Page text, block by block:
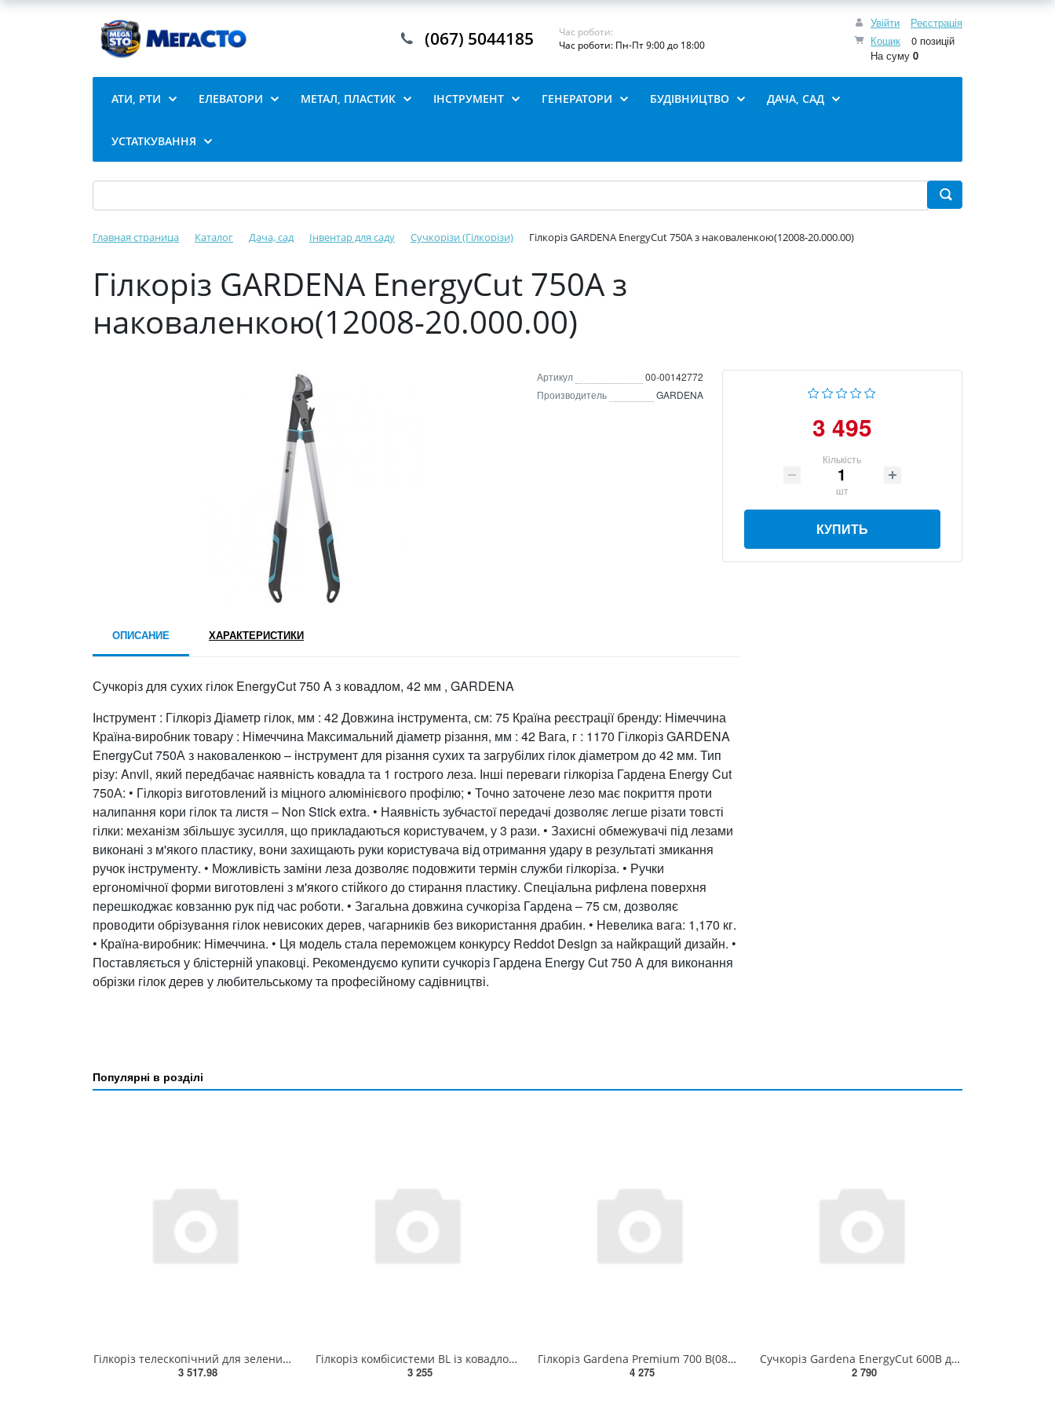
Увійти
Реєстрація
Кошик
0 позицій
На суму 0
(067) 5044185
Час роботи:
Час роботи: Пн-Пт 9:00 до 18:00
АТИ, РТИ ЕЛЕВАТОРИ МЕТАЛ, ПЛАСТИК ІНСТРУМЕНТ ГЕНЕРАТОРИ БУДІВНИЦТВО ДАЧА, САД
УСТАТКУВАННЯ
Главная страница Каталог Дача, сад Інвентар для саду Сучкорізи (Гілкорізи) Гілкоріз GARDENA EnergyCut 750А з наковаленкою(12008-20.000.00)
Гілкоріз GARDENA EnergyCut 750А з
наковаленкою(12008-20.000.00)
Артикул
00-00142772
Производитель
GARDENA
3 495
Кількість
шт
КУПИТЬ
ОПИСАНИЕ ХАРАКТЕРИСТИКИ
Сучкоріз для сухих гілок EnergyCut 750 A з ковадлом, 42 мм , GARDENA
Інструмент : Гілкоріз Діаметр гілок, мм : 42 Довжина інструмента, см: 75 Країна реєстрації бренду: Німеччина
Країна-виробник товару : Німеччина Максимальний діаметр різання, мм : 42 Вага, г : 1170 Гілкоріз GARDENA
EnergyCut 750А з наковаленкою – інструмент для різання сухих та загрубілих гілок діаметром до 42 мм. Тип
різу: Anvil, який передбачає наявність ковадла та 1 гострого леза. Інші переваги гілкоріза Гардена Energy Cut
750А: • Гілкоріз виготовлений із міцного алюмінієвого профілю; • Точно заточене лезо має покриття проти
налипання кори гілок та листя – Non Stick extra. • Наявність зубчастої передачі дозволяє легше різати товсті
гілки: механізм збільшує зусилля, що прикладаються користувачем, у 3 рази. • Захисні обмежувачі під лезами
виконані з м'якого пластику, вони захищають руки користувача від отримання удару в результаті змикання
ручок інструменту. • Можливість заміни леза дозволяє подовжити термін служби гілкоріза. • Ручки
ергономічної форми виготовлені з м'якого стійкого до стирання пластику. Спеціальна рифлена поверхня
перешкоджає ковзанню рук під час роботи. • Загальна довжина сучкоріза Гардена – 75 см, дозволяє
проводити обрізування гілок невисоких дерев, чагарників без використання драбин. • Невелика вага: 1,170 кг.
• Країна-виробник: Німеччина. • Ця модель стала переможцем конкурсу Reddot Design за найкращий дизайн. •
Поставляється у блістерній упаковці. Рекомендуємо купити сучкоріз Гардена Energy Cut 750 А для виконання
обрізки гілок дерев у любительському та професійному садівництві.
Популярні в розділі
Гілкоріз телескопічний для зелених гілок до 42 мм Gardena TeleCut 650-900 B(12009-20.000.00)
3 517.98
Гілкоріз комбісистеми BL із ковадлом Gardena 297-20.000.00
3 255
Гілкоріз Gardena Premium 700 В(08710-20.000.00)
4 275
Сучкоріз Gardena EnergyCut 600B для зелених гілок 42 мм(12006-20.000.00)
2 790